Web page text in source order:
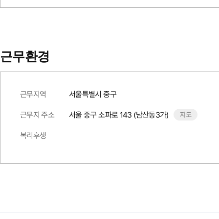
근무환경
근무지역 서울특별시 중구
근무지 주소 서울 중구 소파로 143 (남산동3가) 지도
복리후생